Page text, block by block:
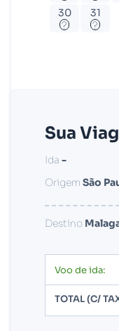
30
?
31
?
Sua
Ida -
Origem São
Destino
Voo de ida:
TOTAL (C/